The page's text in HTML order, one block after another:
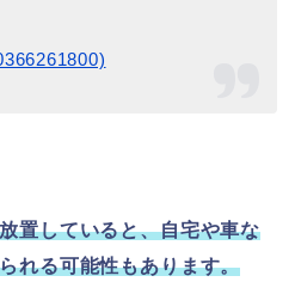
置していると、自宅や車な
れる可能性もあります。